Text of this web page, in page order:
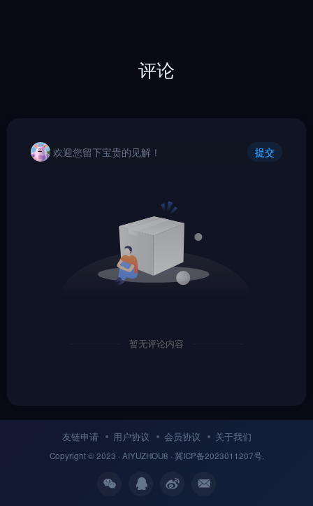
评论
欢迎您留下宝贵的见解！ 提交
暂无评论内容
友链申请 用户协议 会员协议 关于我们
Copyright © 2023 · AIYUZHOU8 · 冀ICP备2023011207号.